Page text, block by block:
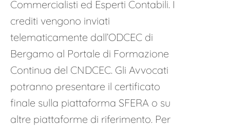
Commercialisti ed Esperti Contabili. I
crediti vengono inviati
telematicamente dall’ODCEC di
Bergamo al Portale di Formazione
Continua del CNDCEC. Gli Avvocati
potranno presentare il certificato
finale sulla piattaforma SFERA o su
altre piattaforme di riferimento. Per